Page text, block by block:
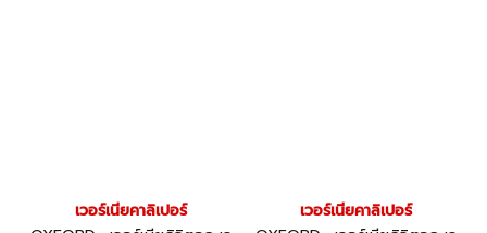
เวอร์เนียคาลิเปอร์
เวอร์เนียคาลิเปอร์